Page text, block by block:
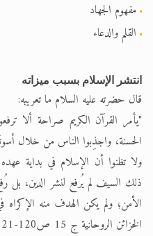
مفهوم الجهاد
القلم والدعاء
انتشر الإسلام بسبب ميزاته
قال حضرته عليه السلام ما تعريبه:
"يأمر القرآن الكريم صراحة ألا
الحسنة، واجذِبوا الناس من خلال
ولا تظنوا أن الإسلام في بداية
ذلك السيف لم يُرفع لنشر الدين، بل
الأمن؛ ولم يكن الهدف منه الإكراه
الخزائن الروحانية ج 15 ص120-121)